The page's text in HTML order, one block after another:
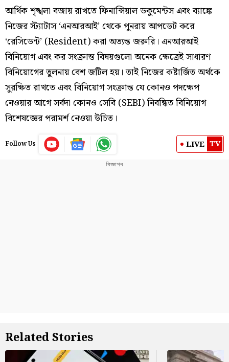
আর্থিক শৃঙ্খলা বজায় রাখতে ফিনান্সিয়াল ডকুমেন্টস এবং ব্যাঙ্কে
নিজের স্ট্যাটাস ‘এনআরআই’ থেকে পুনরায় আপডেট করে
‘রেসিডেন্ট’ (Resident) করা অত্যন্ত জরুরি। এনআরআই
বিনিয়োগ এবং কর সংক্রান্ত বিষয়গুলো অনেক ক্ষেত্রেই সাধারণ
বিনিয়োগের তুলনায় বেশ জটিল হয়। তাই নিজের কষ্টার্জিত অর্থকে
সুরক্ষিত রাখতে এবং বিনিয়োগ সংক্রান্ত যে কোনও পদক্ষেপ
নেওয়ার আগে সর্বদা কোনও সেবি (SEBI) নিবন্ধিত বিনিয়োগ
বিশেষজ্ঞের পরামর্শ নেওয়া উচিত।
Follow Us LIVE TV
Related Stories